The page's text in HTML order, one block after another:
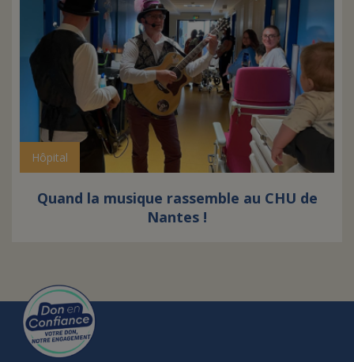
Hôpital
Quand la musique rassemble au CHU de
Nantes !